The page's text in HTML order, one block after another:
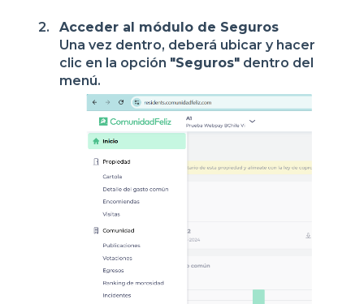
Acceder al módulo de Seguros
Una vez dentro, deberá ubicar y hacer
clic en la opción "Seguros" dentro del
menú.